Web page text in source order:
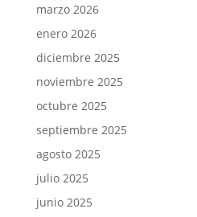
marzo 2026
enero 2026
diciembre 2025
noviembre 2025
octubre 2025
septiembre 2025
agosto 2025
julio 2025
junio 2025